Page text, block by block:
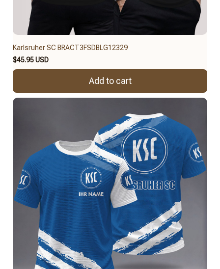
Karlsruher SC BRACT3FSDBLG12329
$45.95 USD
Add to cart